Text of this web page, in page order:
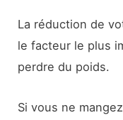
La réduction de
le facteur le plus
perdre du poids.
Si vous ne